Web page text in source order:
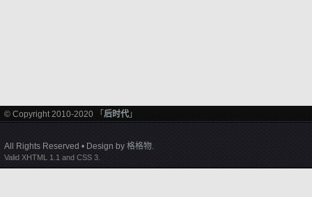
© Copyright 2010-2020 「 后时代 」
All Rights Reserved • Design by 格格物.
Valid XHTML 1.1 and CSS 3.